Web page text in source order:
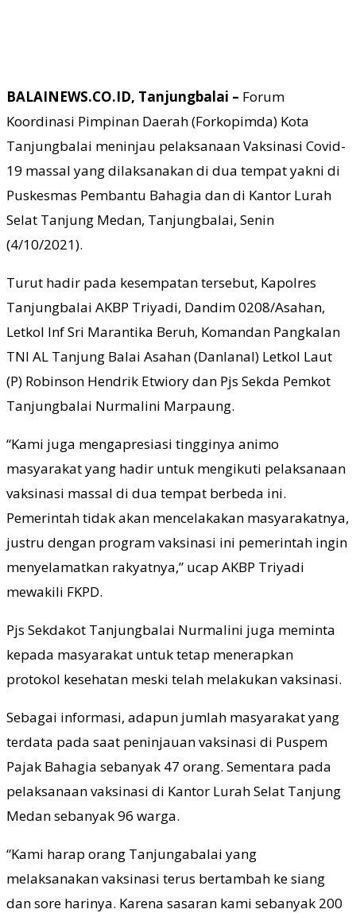
BALAINEWS.CO.ID, Tanjungbalai – Forum
Koordinasi Pimpinan Daerah (Forkopimda) Kota
Tanjungbalai meninjau pelaksanaan Vaksinasi Covid-
19 massal yang dilaksanakan di dua tempat yakni di
Puskesmas Pembantu Bahagia dan di Kantor Lurah
Selat Tanjung Medan, Tanjungbalai, Senin
(4/10/2021).
Turut hadir pada kesempatan tersebut, Kapolres
Tanjungbalai AKBP Triyadi, Dandim 0208/Asahan,
Letkol Inf Sri Marantika Beruh, Komandan Pangkalan
TNI AL Tanjung Balai Asahan (Danlanal) Letkol Laut
(P) Robinson Hendrik Etwiory dan Pjs Sekda Pemkot
Tanjungbalai Nurmalini Marpaung.
“Kami juga mengapresiasi tingginya animo
masyarakat yang hadir untuk mengikuti pelaksanaan
vaksinasi massal di dua tempat berbeda ini.
Pemerintah tidak akan mencelakakan masyarakatnya,
justru dengan program vaksinasi ini pemerintah ingin
menyelamatkan rakyatnya,” ucap AKBP Triyadi
mewakili FKPD.
Pjs Sekdakot Tanjungbalai Nurmalini juga meminta
kepada masyarakat untuk tetap menerapkan
protokol kesehatan meski telah melakukan vaksinasi.
Sebagai informasi, adapun jumlah masyarakat yang
terdata pada saat peninjauan vaksinasi di Puspem
Pajak Bahagia sebanyak 47 orang. Sementara pada
pelaksanaan vaksinasi di Kantor Lurah Selat Tanjung
Medan sebanyak 96 warga.
“Kami harap orang Tanjungabalai yang
melaksanakan vaksinasi terus bertambah ke siang
dan sore harinya. Karena sasaran kami sebanyak 200